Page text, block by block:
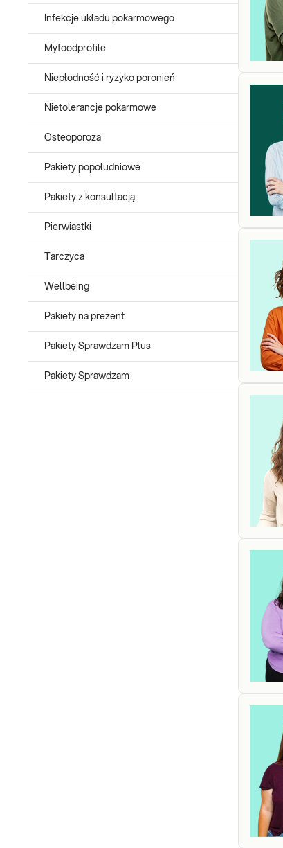
Nieadekwatny do wieku wzrost jako konsekwencję
zaburzenia funkcji tarczycy.
Hormonalne badania krwi powinny być dobrane przez
hormonalnych jest również wskazana ze względu na
Badania hormonalne wykonasz w sieci laboratoriów
Badania hormonalne w Diagnostyce to bardzo szeroka
Infekcje układu pokarmowego
Myfoodprofile
Niepłodność i ryzyko poronień
Nietolerancje pokarmowe
Osteoporoza
Pakiety popołudniowe
Pakiety z konsultacją
Pierwiastki
Tarczyca
Wellbeing
Pakiety na prezent
Pakiety Sprawdzam Plus
Pakiety Sprawdzam